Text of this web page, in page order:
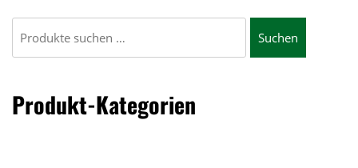
Suchen
nach:
Suchen
Produkt-Kategorien